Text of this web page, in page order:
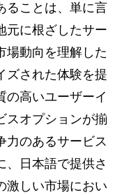
ることは、単に言
元に根ざしたサー
場動向を理解した
ズされた体験を提
の高いユーザーイ
スオプションが揃
力のあるサービス
、日本語で提供さ
激しい市場におい